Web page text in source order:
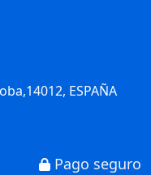
ESPAÑA
Pago seguro